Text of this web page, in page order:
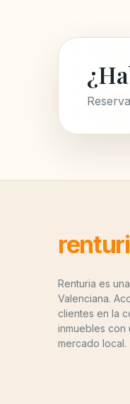
Renturia es
Valenciana.
clientes en la
inmuebles con
mercado local.